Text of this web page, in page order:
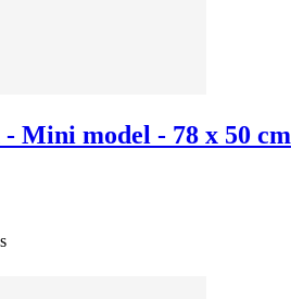
Mini model - 78 x 50 cm